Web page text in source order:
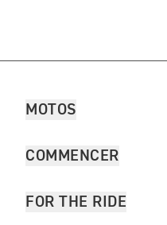
MOTOS
COMMENCER
FOR THE RIDE